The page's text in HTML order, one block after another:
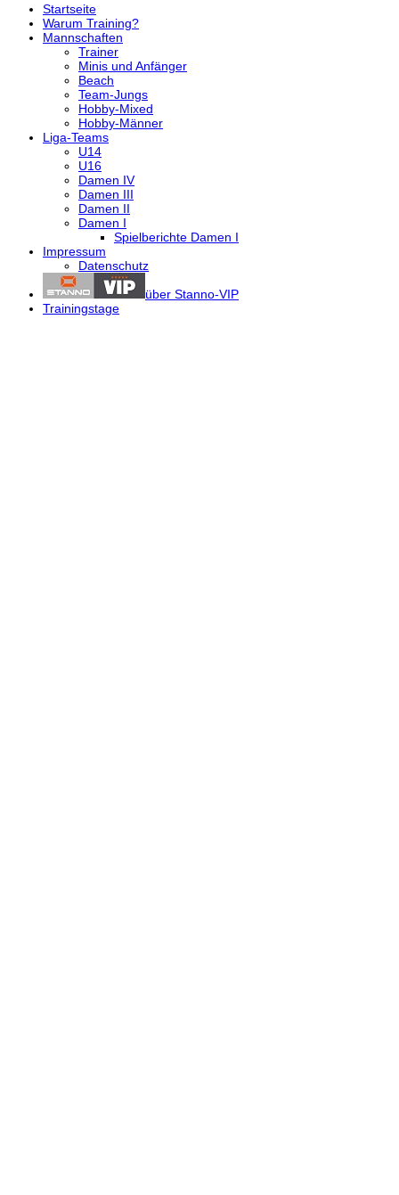
Startseite
Warum Training?
Mannschaften
Trainer
Minis und Anfänger
Beach
Team-Jungs
Hobby-Mixed
Hobby-Männer
Liga-Teams
U14
U16
Damen IV
Damen III
Damen II
Damen I
Spielberichte Damen I
Impressum
Datenschutz
über Stanno-VIP
Trainingstage